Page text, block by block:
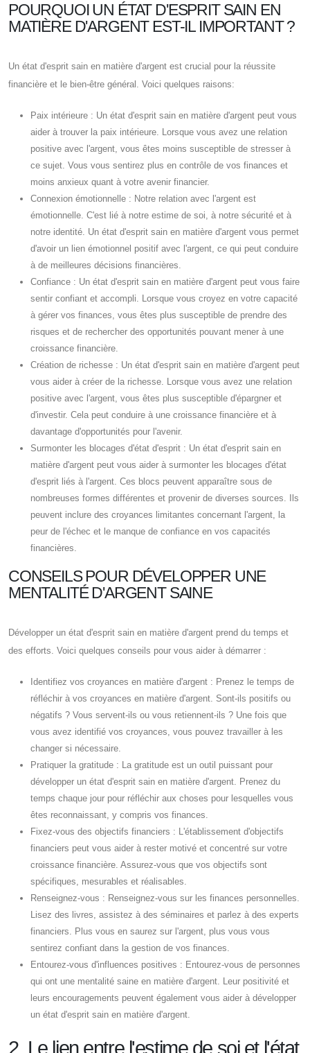
POURQUOI UN ÉTAT D'ESPRIT SAIN EN
MATIÈRE D'ARGENT EST-IL IMPORTANT ?
Un état d'esprit sain en matière d'argent est crucial pour la réussite
financière et le bien-être général. Voici quelques raisons:
Paix intérieure : Un état d'esprit sain en matière d'argent peut vous
aider à trouver la paix intérieure. Lorsque vous avez une relation
positive avec l'argent, vous êtes moins susceptible de stresser à
ce sujet. Vous vous sentirez plus en contrôle de vos finances et
moins anxieux quant à votre avenir financier.
Connexion émotionnelle : Notre relation avec l'argent est
émotionnelle. C'est lié à notre estime de soi, à notre sécurité et à
notre identité. Un état d'esprit sain en matière d'argent vous permet
d'avoir un lien émotionnel positif avec l'argent, ce qui peut conduire
à de meilleures décisions financières.
Confiance : Un état d'esprit sain en matière d'argent peut vous faire
sentir confiant et accompli. Lorsque vous croyez en votre capacité
à gérer vos finances, vous êtes plus susceptible de prendre des
risques et de rechercher des opportunités pouvant mener à une
croissance financière.
Création de richesse : Un état d'esprit sain en matière d'argent peut
vous aider à créer de la richesse. Lorsque vous avez une relation
positive avec l'argent, vous êtes plus susceptible d'épargner et
d'investir. Cela peut conduire à une croissance financière et à
davantage d'opportunités pour l'avenir.
Surmonter les blocages d'état d'esprit : Un état d'esprit sain en
matière d'argent peut vous aider à surmonter les blocages d'état
d'esprit liés à l'argent. Ces blocs peuvent apparaître sous de
nombreuses formes différentes et provenir de diverses sources. Ils
peuvent inclure des croyances limitantes concernant l'argent, la
peur de l'échec et le manque de confiance en vos capacités
financières.
CONSEILS POUR DÉVELOPPER UNE
MENTALITÉ D'ARGENT SAINE
Développer un état d'esprit sain en matière d'argent prend du temps et
des efforts. Voici quelques conseils pour vous aider à démarrer :
Identifiez vos croyances en matière d'argent : Prenez le temps de
réfléchir à vos croyances en matière d'argent. Sont-ils positifs ou
négatifs ? Vous servent-ils ou vous retiennent-ils ? Une fois que
vous avez identifié vos croyances, vous pouvez travailler à les
changer si nécessaire.
Pratiquer la gratitude : La gratitude est un outil puissant pour
développer un état d'esprit sain en matière d'argent. Prenez du
temps chaque jour pour réfléchir aux choses pour lesquelles vous
êtes reconnaissant, y compris vos finances.
Fixez-vous des objectifs financiers : L'établissement d'objectifs
financiers peut vous aider à rester motivé et concentré sur votre
croissance financière. Assurez-vous que vos objectifs sont
spécifiques, mesurables et réalisables.
Renseignez-vous : Renseignez-vous sur les finances personnelles.
Lisez des livres, assistez à des séminaires et parlez à des experts
financiers. Plus vous en saurez sur l'argent, plus vous vous
sentirez confiant dans la gestion de vos finances.
Entourez-vous d'influences positives : Entourez-vous de personnes
qui ont une mentalité saine en matière d'argent. Leur positivité et
leurs encouragements peuvent également vous aider à développer
un état d'esprit sain en matière d'argent.
2. Le lien entre l'estime de soi et l'état